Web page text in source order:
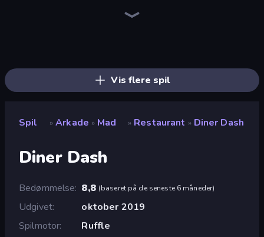
Vis flere spil
Spil » Arkade » Mad » Restaurant » Diner Dash
Diner Dash
Bedømmelse 8,8 (baseret på de seneste 6 måneder)
Udgivet
oktober 2019
Spilmotor
Ruffle